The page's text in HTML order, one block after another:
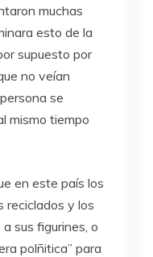
muchas
esto de la
supuesto por
no veían
se
mismo tiempo
en este país los
reciclados y los
sus figurines, o
polñitica” para